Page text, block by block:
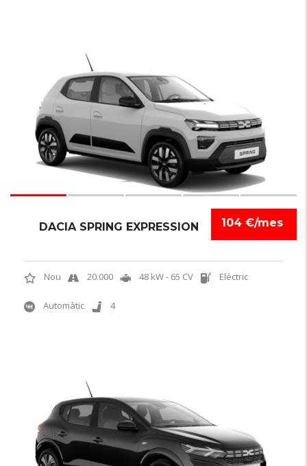
104 €/mes
DACIA SPRING EXPRESSION
Nou 20.000 48 kW - 65 CV Elèctric
Automàtic 4